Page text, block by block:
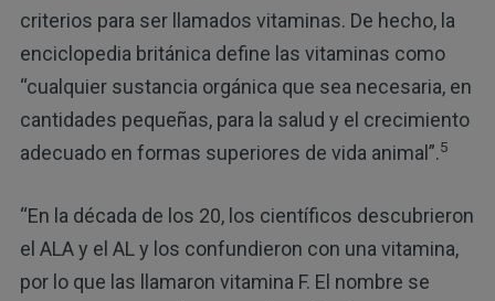
criterios para ser llamados vitaminas. De hecho, la
enciclopedia británica define las vitaminas como
“cualquier sustancia orgánica que sea necesaria, en
cantidades pequeñas, para la salud y el crecimiento
adecuado en formas superiores de vida animal”.5
“En la década de los 20, los científicos descubrieron
el ALA y el AL y los confundieron con una vitamina,
por lo que las llamaron vitamina F. El nombre se